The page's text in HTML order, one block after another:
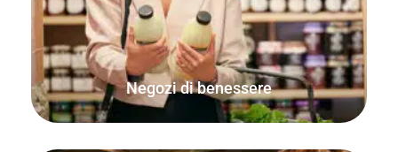
Negozi di benessere
Vendete articoli in base al peso o a qualsiasi unità di
misura individuale, come misurini o pillole.